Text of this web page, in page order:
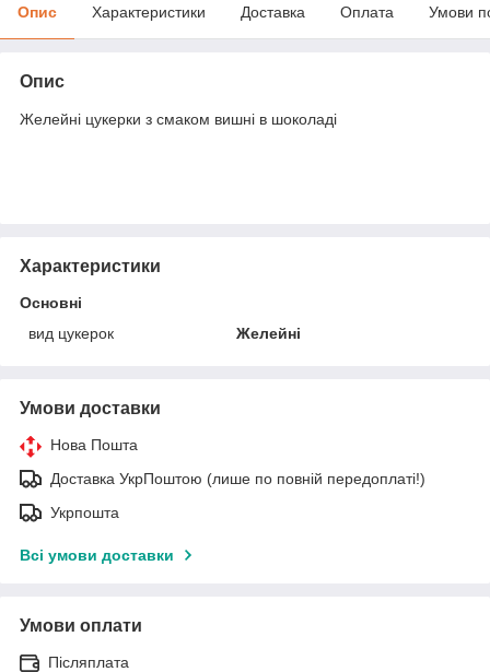
Опис Характеристики Доставка Оплата Умови
Опис
Желейні цукерки з смаком вишні в шоколаді
Характеристики
Основні
вид цукерок
Желейні
Умови доставки
Нова Пошта
Доставка УкрПоштою (лише по повній передоплаті!)
Укрпошта
Всі умови доставки
Умови оплати
Післяплата